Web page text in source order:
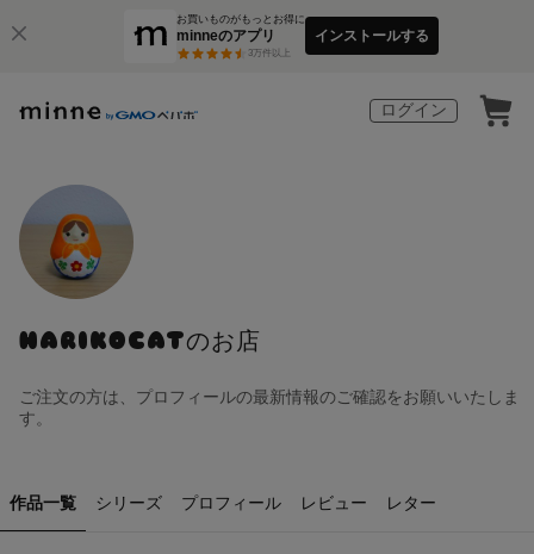
お買いものがもっとお得に
minneのアプリ
3万件以上
インストールする
ログイン
HARIKOCATのお店
ご注文の方は、プロフィールの最新情報のご確認をお願いいたしま
す。
作品一覧 シリーズ プロフィール レビュー レター